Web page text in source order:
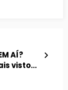
AÍ?
vistos